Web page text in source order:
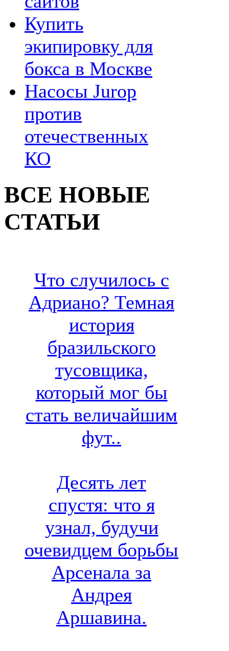
Купить
экипировку для
бокса в Москве
Насосы Jurop
против
отечественных
КО
ВСЕ НОВЫЕ
СТАТЬИ
Что случилось с
Адриано? Темная
история
бразильского
тусовщика,
который мог бы
стать величайшим
фут..
Десять лет
спустя: что я
узнал, будучи
очевидцем борьбы
Арсенала за
Андрея
Аршавина.